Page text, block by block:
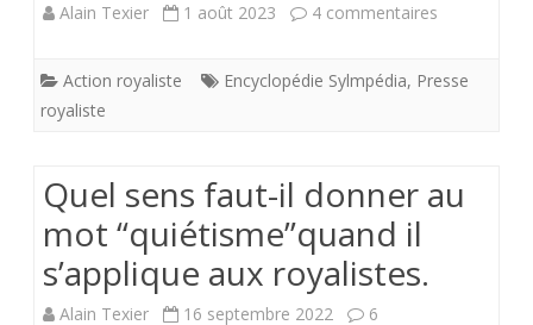
Alain Texier 1 août 2023 4 commentaires
Action royaliste Encyclopédie Sylmpédia, Presse
royaliste
Quel sens faut-il donner au
mot “quiétisme”quand il
s’applique aux royalistes.
Alain Texier 16 septembre 2022
6